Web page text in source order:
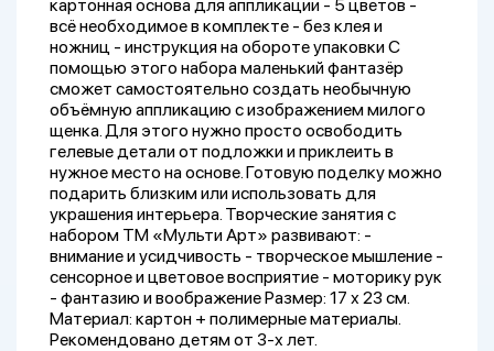
картонная основа для аппликации - 5 цветов -
всё необходимое в комплекте - без клея и
ножниц - инструкция на обороте упаковки С
помощью этого набора маленький фантазёр
сможет самостоятельно создать необычную
объёмную аппликацию с изображением милого
щенка. Для этого нужно просто освободить
гелевые детали от подложки и приклеить в
нужное место на основе. Готовую поделку можно
подарить близким или использовать для
украшения интерьера. Творческие занятия с
набором ТМ «Мульти Арт» развивают: -
внимание и усидчивость - творческое мышление -
сенсорное и цветовое восприятие - моторику рук
- фантазию и воображение Размер: 17 х 23 см.
Материал: картон + полимерные материалы.
Рекомендовано детям от 3-х лет.